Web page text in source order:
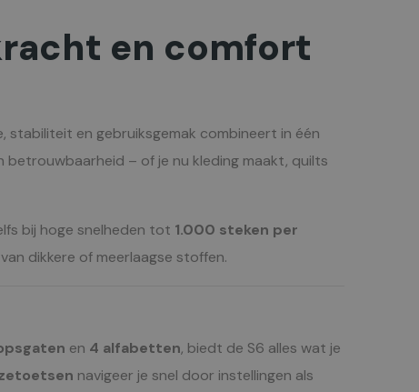
en comfort
stabiliteit en gebruiksgemak combineert in één
– of je nu kleding maakt, quilts
bij hoge snelheden tot 1.000 steken per
dikkere of meerlaagse stoffen.
en 4 alfabetten, biedt de S6 alles wat je
navigeer je snel door instellingen als